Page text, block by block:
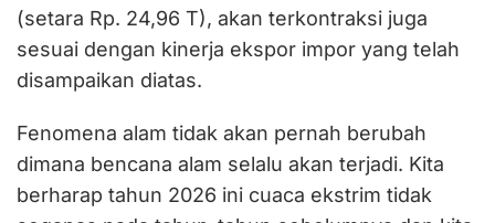
(setara Rp. 24,96 T), akan terkontraksi juga
sesuai dengan kinerja ekspor impor yang telah
disampaikan diatas.
Fenomena alam tidak akan pernah berubah
dimana bencana alam selalu akan terjadi. Kita
berharap tahun 2026 ini cuaca ekstrim tidak